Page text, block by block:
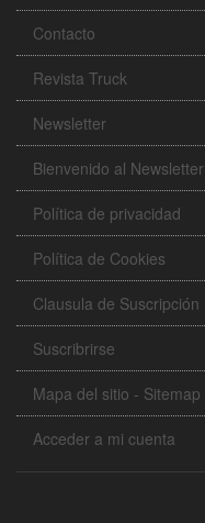
Contacto
Revista Truck
Newsletter
Bienvenido al Newsletter
Política de privacidad
Política de Cookies
Clausula de Suscripción
Suscribrirse
Mapa del sitio - Sitemap
Acceder a mi cuenta